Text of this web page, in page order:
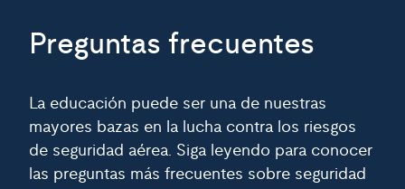
Preguntas frecuentes
La educación puede ser una de nuestras
mayores bazas en la lucha contra los riesgos
de seguridad aérea. Siga leyendo para conocer
las preguntas más frecuentes sobre seguridad